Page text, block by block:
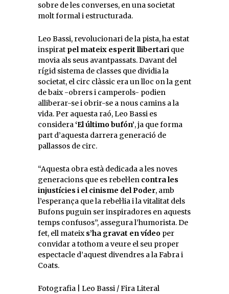
sobre de les converses, en una societat
molt formal i estructurada.
Leo Bassi, revolucionari de la pista, ha estat
inspirat pel mateix esperit llibertari que
movia als seus avantpassats. Davant del
rígid sistema de classes que dividia la
societat, el circ clàssic era un lloc on la gent
de baix -obrers i camperols- podien
alliberar-se i obrir-se a nous camins a la
vida. Per aquesta raó, Leo Bassi es
considera‘El último bufón’, ja que forma
part d’aquesta darrera generació de
pallassos de circ.
“Aquesta obra està dedicada a les noves
generacions que es rebel·len contra les
injustícies i el cinisme del Poder, amb
l’esperança que la rebel·lia i la vitalitat dels
Bufons puguin ser inspiradores en aquests
temps confusos”, assegura l’humorista. De
fet, ell mateixs’ha gravat en vídeo per
convidar a tothom a veure el seu proper
espectacle d’aquest divendres a la Fabra i
Coats.
Fotografia | Leo Bassi / Fira Literal